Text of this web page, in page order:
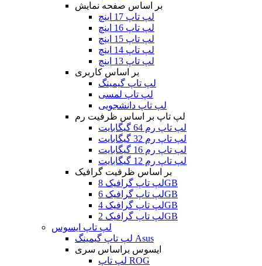
بر اساس صفحه نمایش
لپ تاپ 17 اینچ
لپ تاپ 16 اینچ
لپ تاپ 15 اینچ
لپ تاپ 14 اینچ
لپ تاپ 13 اینچ
بر اساس کاربری
لپ تاپ گیمینگ
لپ تاپ لمسی
لپ تاپ دانشجویی
لپ تاپ بر اساس ظرفیت رم
لپ تاپ رم 64 گیگابایت
لپ تاپ رم 32 گیگابایت
لپ تاپ رم 16 گیگابایت
لپ تاپ رم 12 گیگابایت
بر اساس ظرفیت گرافیک
لپ تاپ گرافیک 8GB
لپ تاپ گرافیک 6GB
لپ تاپ گرافیک 4GB
لپ تاپ گرافیک 2GB
لپ تاپ ایسوس
لپ تاپ گیمینگ Asus
ایسوس براساس سری
لپ تاپ ROG